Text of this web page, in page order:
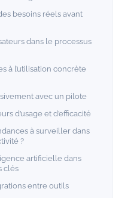
besoins réels avant
dans le processus
à l’utilisation concrète
avec un pilote
d’usage et d’efficacité
à surveiller dans
?
artificielle dans
clés
entre outils